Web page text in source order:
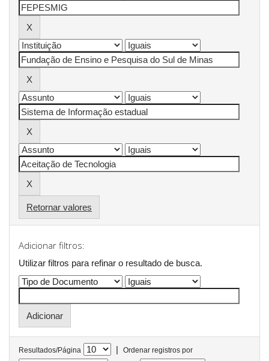
Retornar valores
Adicionar filtros:
Utilizar filtros para refinar o resultado de busca.
Resultados/Página |
Ordenar registros por